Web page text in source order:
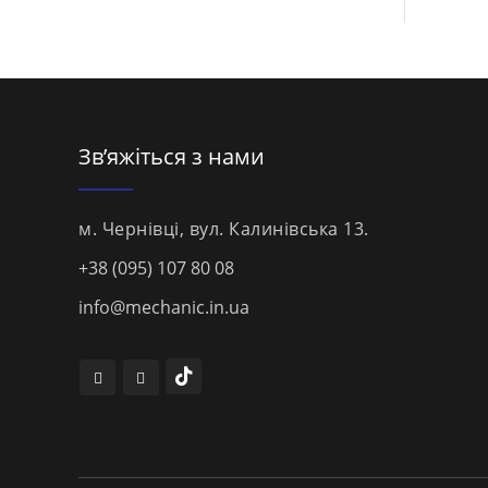
Зв’яжіться з нами
м. Чернівці, вул. Калинівська 13.
+38 (095) 107 80 08
info@mechanic.in.ua